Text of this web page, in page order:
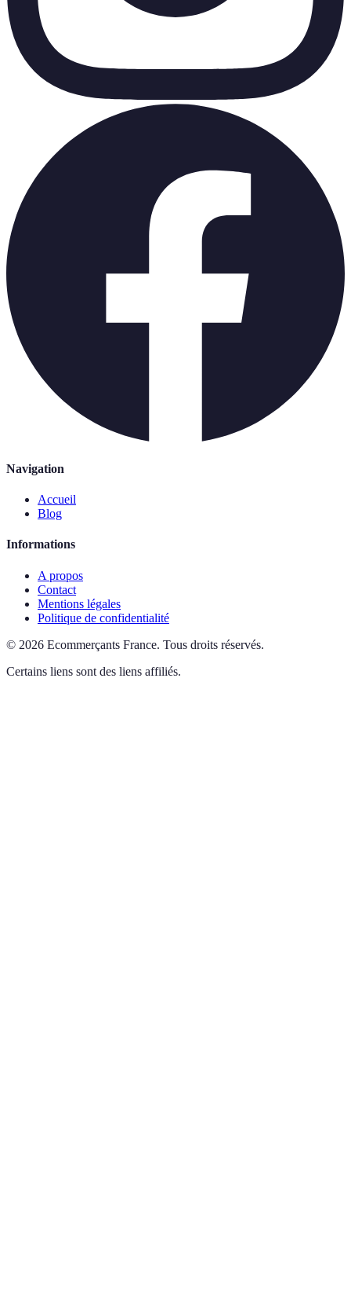
Navigation
Accueil
Blog
Informations
A propos
Contact
Mentions légales
Politique de confidentialité
© 2026 Ecommerçants France. Tous droits réservés.
Certains liens sont des liens affiliés.